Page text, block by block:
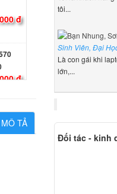
đ
đ
đ
MÔ TẢ
tôi...
Sinh Viên, Đại
Là con gái khi
lớn,...
Đối tác - kinh